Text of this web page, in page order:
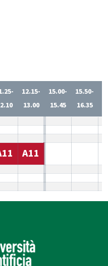
12.15-
13.00
15.00-
15.45
15.50-
16.35
A11